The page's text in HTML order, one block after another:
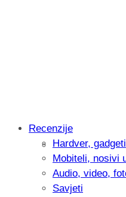
Intervju:
Recenzije
Hardver, gadgeti
Mobiteli, nosivi
Audio, video,
Savjeti